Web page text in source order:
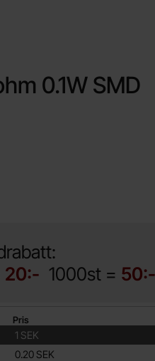
0.1W SMD
20:- 1000st = 50:-
Pris
1 SEK
0.20 SEK